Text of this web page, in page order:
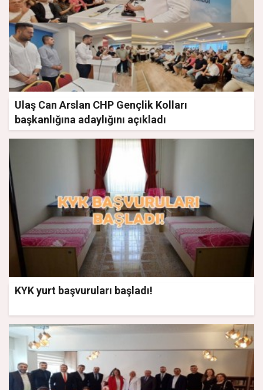
Ulaş Can Arslan CHP Gençlik Kolları
başkanlığına adaylığını açıkladı
KYK yurt başvuruları başladı!